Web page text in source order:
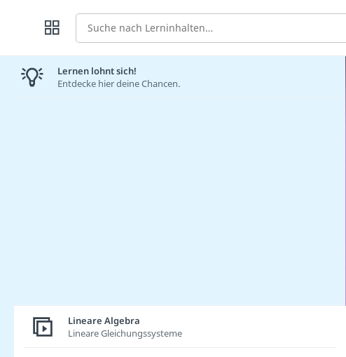
Suche
Lernen lohnt sich!
Entdecke hier deine Chancen.
Lineare Algebra
Lineare Gleichungssysteme